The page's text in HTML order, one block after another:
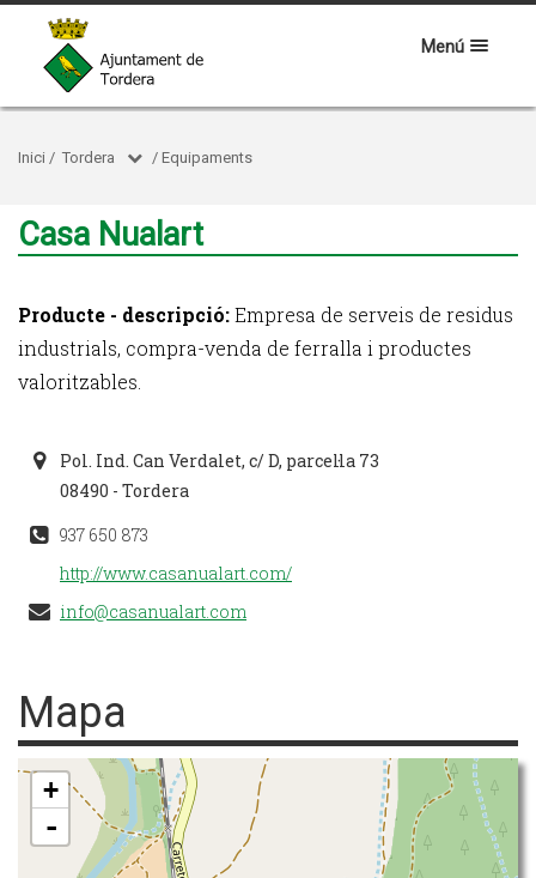
Menú
Inici / Tordera / Equipaments
Casa Nualart
Producte - descripció:Empresa de serveis de residus
industrials, compra-venda de ferralla i productes
valoritzables.
Pol. Ind. Can Verdalet, c/ D, parcel·la 73
08490 - Tordera
937 650 873
http://www.casanualart.com/
info@casanualart.com
Mapa
+
-